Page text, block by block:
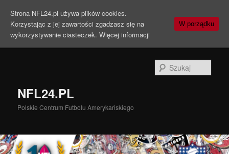
NFL24.PL
Polskie Centrum Futbolu Amerykańskiego
Strona NFL24.pl używa plików cookies.
Korzystając z jej zawartości zgadzasz się na
wykorzystywanie ciasteczek. Więcej informacji
W porządku